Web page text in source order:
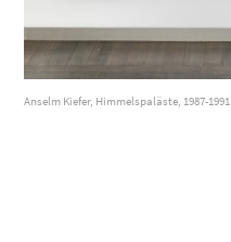
Anselm Kiefer, Himmelspaläste, 1987-1991